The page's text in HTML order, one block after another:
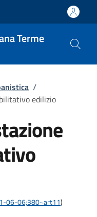
Terme
/
edilizio
06-06;380~art11)